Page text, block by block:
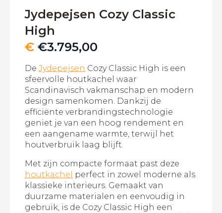
Jydepejsen Cozy Classic
High
€ €3.795,00
De Jydepejsen Cozy Classic High is een
sfeervolle houtkachel waar
Scandinavisch vakmanschap en modern
design samenkomen. Dankzij de
efficiënte verbrandingstechnologie
geniet je van een hoog rendement en
een aangename warmte, terwijl het
houtverbruik laag blijft.
Met zijn compacte formaat past deze
houtkachel
perfect in zowel moderne als
klassieke interieurs. Gemaakt van
duurzame materialen en eenvoudig in
gebruik, is de Cozy Classic High een